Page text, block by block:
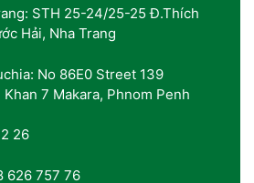
STH 25-24/25-25 Đ.Thích
Hải, Nha Trang
No 86E0 Street 139
7 Makara, Phnom Penh
26
626 757 76